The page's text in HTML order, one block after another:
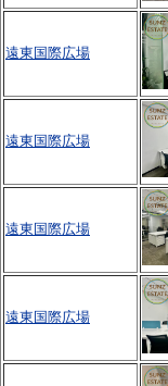
遠東国際広場
遠東国際広場
遠東国際広場
遠東国際広場